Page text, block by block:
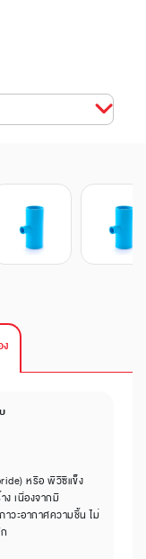
หรือ พีวีซีแข็ง
ง เนื่องจากมี
วะอากาศความชื้น ไม่